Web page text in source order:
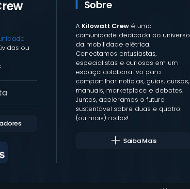
ou
Sobre
A Kilowatt Crew é uma
comunidade dedicada ao universo
da mobilidade elétrica.
Conectamos entusiastas,
especialistas e curiosos em um
espaço colaborativo para
compartilhar notícias, guias, cursos,
manuais, marketplace e debates.
Juntos, aceleramos o futuro
sustentável sobre duas e quatro
(ou mais) rodas!
Saiba Mais